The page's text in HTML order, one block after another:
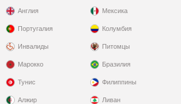
Англия
Португалия
Инвалиды
Мексика
Колумбия
Питомцы
Марокко
Тунис
Алжир
Бразилия
Филиппины
Ливан